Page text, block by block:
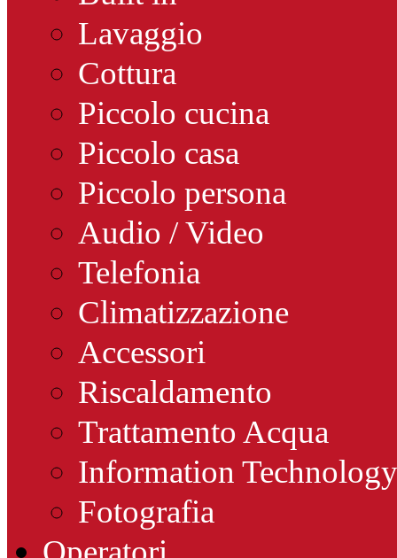
Lavaggio
Cottura
Piccolo cucina
Piccolo casa
Piccolo persona
Audio / Video
Telefonia
Climatizzazione
Accessori
Riscaldamento
Trattamento Acqua
Information Technology
Fotografia